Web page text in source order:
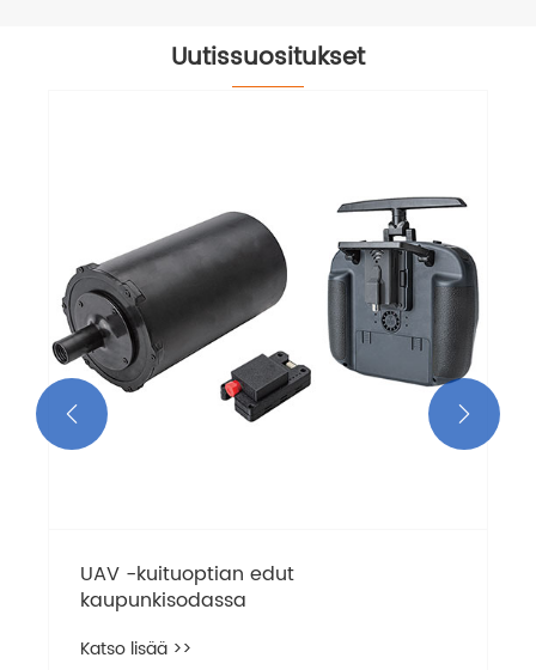
Uutissuositukset
UAV -kuituoptian edut
kaupunkisodassa
Katso lisää >>
 